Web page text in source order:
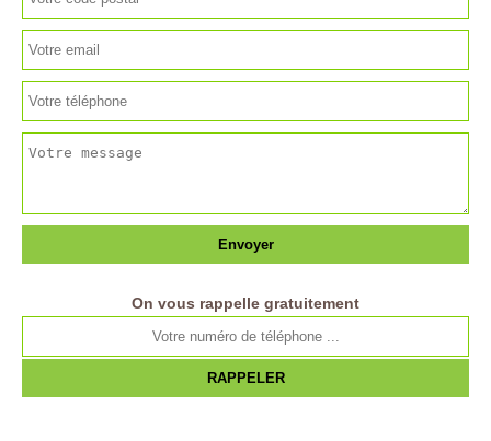
On vous rappelle gratuitement